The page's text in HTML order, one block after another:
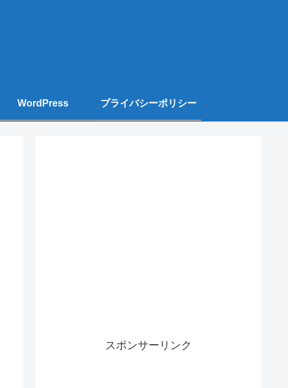
WordPress プライバシーポリシー
スポンサーリンク